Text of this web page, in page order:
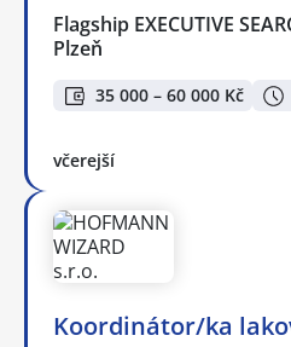
Flagship EXECUTIVE
Plzeň
35 000 – 60 000 Kč
včerejší
Koordinátor/ka